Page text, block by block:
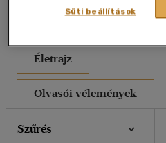
Életrajz
Olvasói vélemények
Szűrés
Süti beállítások